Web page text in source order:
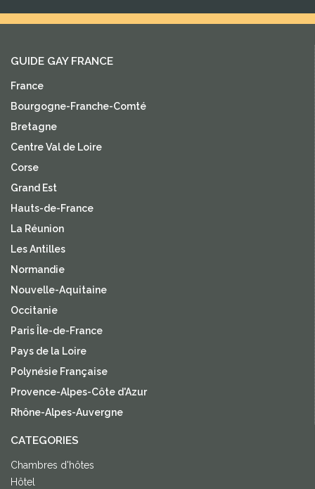
GUIDE GAY FRANCE
France
Bourgogne-Franche-Comté
Bretagne
Centre Val de Loire
Corse
Grand Est
Hauts-de-France
La Réunion
Les Antilles
Normandie
Nouvelle-Aquitaine
Occitanie
Paris Île-de-France
Pays de la Loire
Polynésie Française
Provence-Alpes-Côte d'Azur
Rhône-Alpes-Auvergne
CATEGORIES
Chambres d'hôtes
Hôtel